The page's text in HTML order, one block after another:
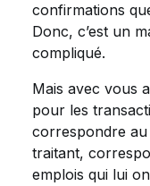
confirmations
Donc, c’est un
compliqué.
Mais avec vous
pour les
correspondre
traitant,
emplois qui lui